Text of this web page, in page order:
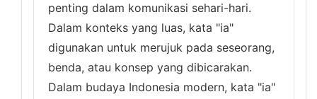
penting dalam komunikasi sehari-hari.
Dalam konteks yang luas, kata "ia"
digunakan untuk merujuk pada seseorang,
benda, atau konsep yang dibicarakan.
Dalam budaya Indonesia modern, kata "ia"